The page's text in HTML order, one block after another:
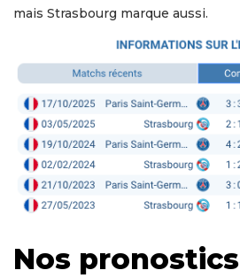
mais Strasbourg marque aussi.
Nos pronostics